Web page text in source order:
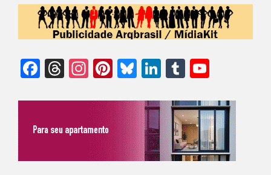
Facebook
Threads
Instagram
Pinterest
Bluesky
LinkedIn
Tumblr